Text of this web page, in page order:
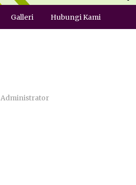
Galleri Hubungi Kami
Administrator